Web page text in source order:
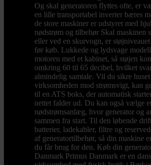
Og skal generatoren flyttes ofte, er
en lille transportabel inverter bæres
de store maskiner er udstyret med
nødstrøm og tilbehør Skal maskinen
eller ved en skurvogn, er
før køb. Lukkede og lydsvage
motoren med et kabinet, så støjen
omkring 60 til 65 decibel, hvilket
almindelig samtale. Vil du sikre
virksomheden mod strømsvigt, kan
til en ATS boks, der automatisk
nettet falder ud. Du kan også vælge
nødstrømsanlæg, hvor generator og
sammen fra start. Til den løbende
batterier, ladekabler, filtre og
af generatortilbehør, så din maskine
du får brug for den. Køb din
Danmark Primus Danmark er en